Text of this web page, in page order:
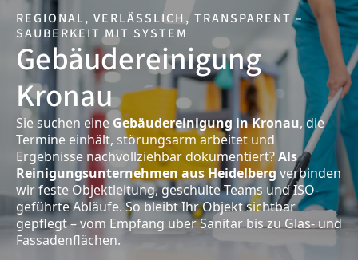
REGIONAL, VERLÄSSLICH, TRANSPARENT –
SAUBERKEIT MIT SYSTEM
Gebäudereinigung
Kronau
Sie suchen eine Gebäudereinigung in Kronau, die
Termine einhält, störungsarm arbeitet und
Ergebnisse nachvollziehbar dokumentiert?Als
Reinigungsunternehmen aus Heidelbergverbinden
wir feste Objektleitung, geschulte Teams und ISO-
geführte Abläufe. So bleibt Ihr Objekt sichtbar
gepflegt – vom Empfang über Sanitär bis zu Glas- und
Fassadenflächen.